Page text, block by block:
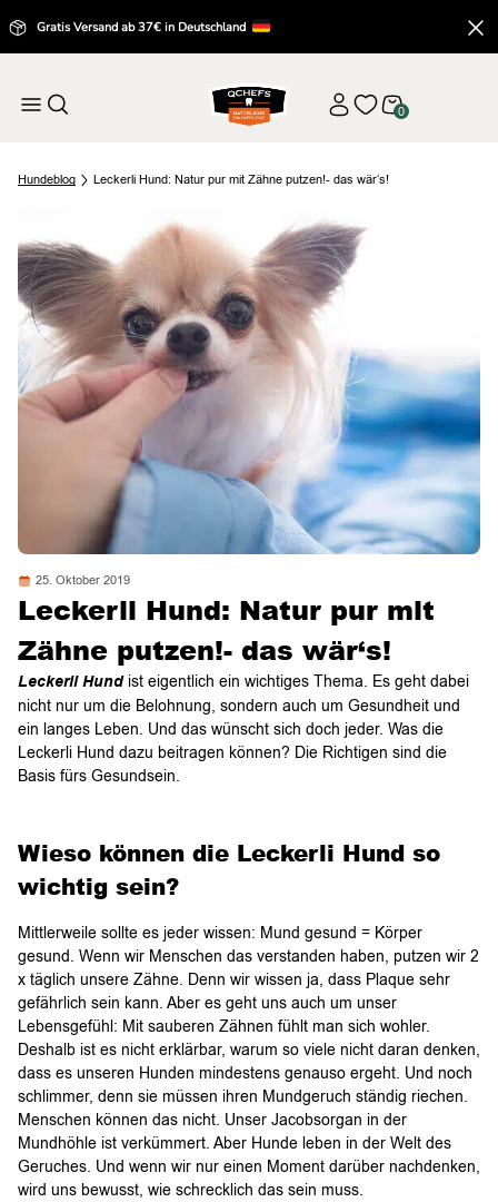
Gratis Versand ab 37€ in Deutschland
0
Hundeblog Leckerli Hund: Natur pur mit Zähne putzen!- das wär‘s!
25. Oktober 2019
Leckerli Hund: Natur pur mit
Zähne putzen!- das wär‘s!
Leckerli Hund ist eigentlich ein wichtiges Thema. Es geht dabei
nicht nur um die Belohnung, sondern auch um Gesundheit und
ein langes Leben. Und das wünscht sich doch jeder. Was die
Leckerli Hund dazu beitragen können? Die Richtigen sind die
Basis fürs Gesundsein.
Wieso können die Leckerli Hund so
wichtig sein?
Mittlerweile sollte es jeder wissen: Mund gesund = Körper
gesund. Wenn wir Menschen das verstanden haben, putzen wir 2
x täglich unsere Zähne. Denn wir wissen ja, dass Plaque sehr
gefährlich sein kann. Aber es geht uns auch um unser
Lebensgefühl: Mit sauberen Zähnen fühlt man sich wohler.
Deshalb ist es nicht erklärbar, warum so viele nicht daran denken,
dass es unseren Hunden mindestens genauso ergeht. Und noch
schlimmer, denn sie müssen ihren Mundgeruch ständig riechen.
Menschen können das nicht. Unser Jacobsorgan in der
Mundhöhle ist verkümmert. Aber Hunde leben in der Welt des
Geruches. Und wenn wir nur einen Moment darüber nachdenken,
wird uns bewusst, wie schrecklich das sein muss.